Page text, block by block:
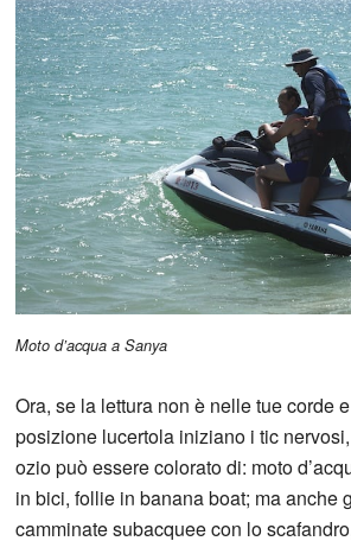
Moto d’acqua a Sanya
Ora, se la lettura non è nelle tue corde
posizione lucertola iniziano i tic
ozio può essere colorato di: moto
in bici, follie in banana boat; ma anche
camminate subacquee con lo